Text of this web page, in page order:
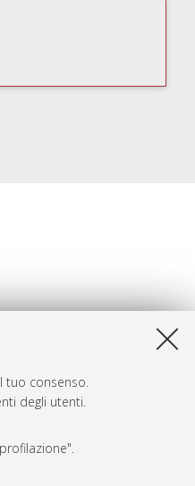
tuo consenso.
degli utenti.